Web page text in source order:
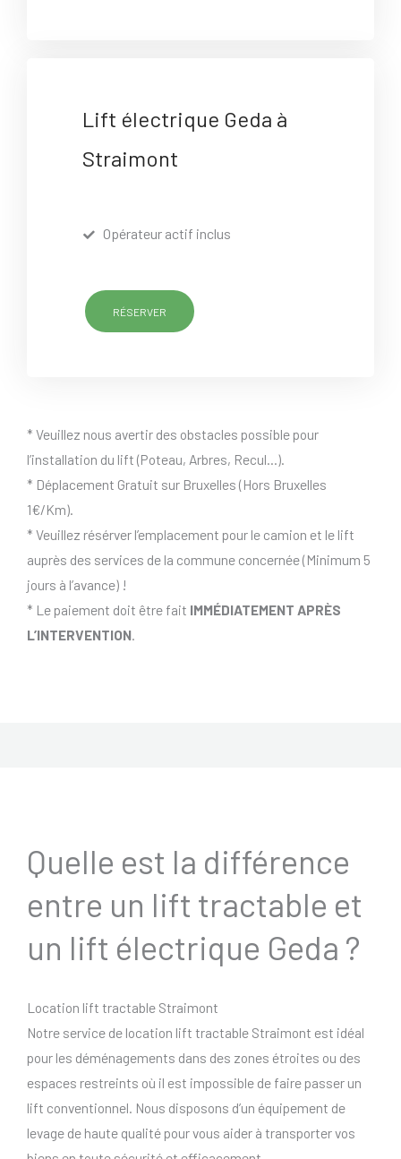
Lift électrique Geda à
Straimont
Opérateur actif inclus
RÉSERVER
* Veuillez nous avertir des obstacles possible pour
l’installation du lift (Poteau, Arbres, Recul…).
* Déplacement Gratuit sur Bruxelles (Hors Bruxelles
1€/Km).
* Veuillez résérver l’emplacement pour le camion et le lift
auprès des services de la commune concernée (Minimum 5
jours à l’avance) !
* Le paiement doit être fait IMMÉDIATEMENT APRÈS
L’INTERVENTION
Quelle est la différence
entre un lift tractable et
un lift électrique Geda ?
Location lift tractable Straimont
Notre service de location lift tractable Straimont est idéal
pour les déménagements dans des zones étroites ou des
espaces restreints où il est impossible de faire passer un
lift conventionnel. Nous disposons d’un équipement de
levage de haute qualité pour vous aider à transporter vos